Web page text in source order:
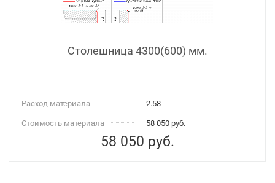
Столешница 4300(600) мм.
Расход материала 2.58
Стоимость материала 58 050 руб.
58 050 руб.